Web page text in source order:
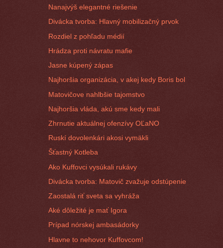
Nanajvýš elegantné riešenie
Divácka tvorba: Hlavný mobilizačný prvok
Rozdiel z pohľadu médií
Hrádza proti návratu mafie
Jasne kúpený zápas
Najhoršia organizácia, v akej kedy Boris bol
Matovičove nahlbšie tajomstvo
Najhoršia vláda, akú sme kedy mali
Zhrnutie aktuálnej ofenzívy OĽaNO
Ruskí dovolenkári akosi vymäkli
Šťastný Kotleba
Ako Kuffovci vysúkali rukávy
Divácka tvorba: Matovič zvažuje odstúpenie
Zaostalá riť sveta sa vyhráža
Aké dôležité je mať Igora
Prípad nórskej ambasádorky
Hlavne to nehovor Kuffovcom!